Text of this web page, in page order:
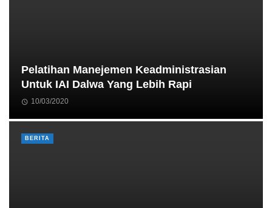
Pelatihan Manejemen Keadministrasian
Untuk IAI Dalwa Yang Lebih Rapi
10/03/2020
BERITA